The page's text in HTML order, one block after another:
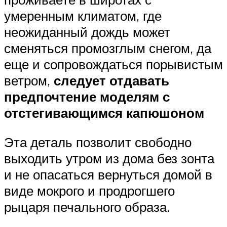
умеренным климатом, где
неожиданный дождь может
сменяться промозглым снегом, да
еще и сопровождаться порывистым
ветром, следует отдавать
предпочтение моделям с
отстегивающимся капюшоном
Эта деталь позволит свободно
выходить утром из дома без зонта
и не опасаться вернуться домой в
виде мокрого и продрогшего
рыцаря печального образа.